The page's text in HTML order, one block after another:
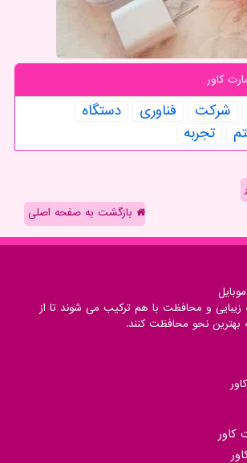
كاور
شركت فناوری
دستگاه
تجربه
بازگشت به صفحه اصلی
زیبایی و محافظت با هم ترکیب می شوند تا از
بهترین نحو محافظت کنند.
كاور